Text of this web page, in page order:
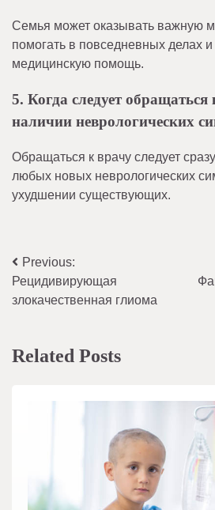
Семья может оказывать важную
помогать в повседневных делах
медицинскую помощь.
5. Когда следует
наличии неврологических
Обращаться к врачу следует
любых новых неврологических
ухудшении существующих.
Навигация
по
Previous:
Рецидивирующая
злокачественная глиома
Related Posts